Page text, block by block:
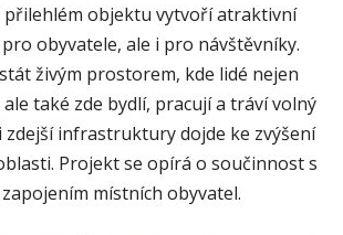
přilehlém objektu vytvoří atraktivní
obyvatele, ale i pro návštěvníky.
živým prostorem, kde lidé nejen
také zde bydlí, pracují a tráví volný
zdejší infrastruktury dojde ke zvýšení
Projekt se opírá o součinnost s
místních obyvatel.